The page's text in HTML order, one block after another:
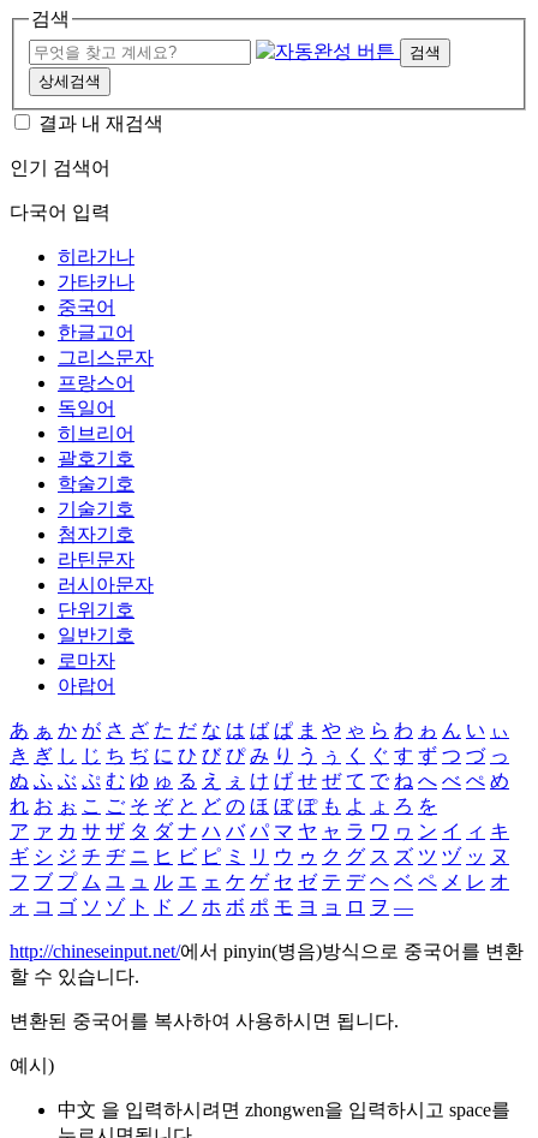
검색
검색
상세검색
결과 내 재검색
인기 검색어
다국어 입력
히라가나
가타카나
중국어
한글고어
그리스문자
프랑스어
독일어
히브리어
괄호기호
학술기호
기술기호
첨자기호
라틴문자
러시아문자
단위기호
일반기호
로마자
아랍어
あ ぁ か が さ ざ た だ な は ば ぱ ま や ゃ ら わ ゎ ん い ぃ
き ぎ し じ ち ぢ に ひ び ぴ み り う ぅ く ぐ す ず つ づ っ
ぬ ふ ぶ ぷ む ゆ ゅ る え ぇ け げ せ ぜ て で ね へ べ ぺ め
れ お ぉ こ ご そ ぞ と ど の ほ ぼ ぽ も よ ょ ろ を
ア ァ カ サ ザ タ ダ ナ ハ バ パ マ ヤ ャ ラ ワ ヮ ン イ ィ キ
ギ シ ジ チ ヂ ニ ヒ ビ ピ ミ リ ウ ゥ ク グ ス ズ ツ ヅ ッ ヌ
フ ブ プ ム ユ ュ ル エ ェ ケ ゲ セ ゼ テ デ ヘ ベ ペ メ レ オ
ォ コ ゴ ソ ゾ ト ド ノ ホ ボ ポ モ ヨ ョ ロ ヲ ―
http://chineseinput.net/에서 pinyin(병음)방식으로 중국어를 변환
할 수 있습니다.
변환된 중국어를 복사하여 사용하시면 됩니다.
예시)
中文 을 입력하시려면 zhongwen을 입력하시고 space를